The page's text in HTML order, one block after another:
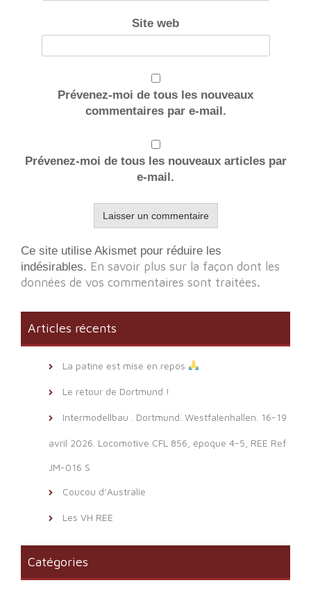
Site web
Prévenez-moi de tous les nouveaux
commentaires par e-mail.
Prévenez-moi de tous les nouveaux articles par
e-mail.
Ce site utilise Akismet pour réduire les
indésirables. En savoir plus sur la façon dont les
données de vos commentaires sont traitées.
Articles récents
La patine est mise en repos
Le retour de Dortmund !
Intermodellbau . Dortmund. Westfalenhallen. 16-19
avril 2026. Locomotive CFL 856, époque 4-5, REE Ref
JM-016 S
Coucou d’Australie
Les VH REE
Catégories